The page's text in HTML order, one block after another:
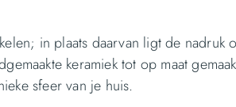
in plaats daarvan ligt de nadruk
keramiek tot op maat
sfeer van je huis.